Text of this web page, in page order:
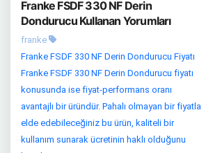
Franke FSDF 330 NF Derin
Dondurucu Kullanan Yorumları
franke
Franke FSDF 330 NF Derin Dondurucu Fiyatı
Franke FSDF 330 NF Derin Dondurucu fiyatı
konusunda ise fiyat-performans oranı
avantajlı bir üründür. Pahalı olmayan bir fiyatla
elde edebileceğiniz bu ürün, kaliteli bir
kullanım sunarak ücretinin haklı olduğunu